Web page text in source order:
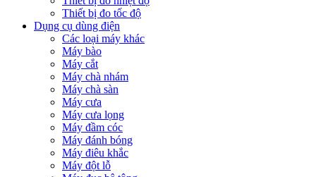
Thiết bị đo tốc độ
Dụng cụ dùng điện
Các loại máy khác
Máy bào
Máy cắt
Máy chà nhám
Máy chà sàn
Máy cưa
Máy cưa lọng
Máy đầm cóc
Máy đánh bóng
Máy điêu khắc
Máy đột lỗ